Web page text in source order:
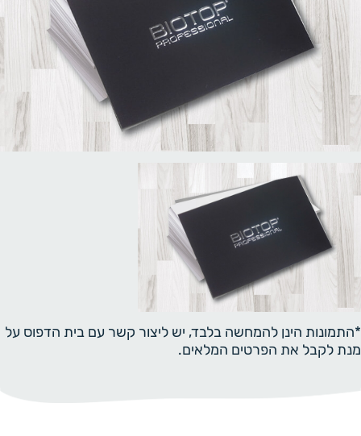
*התמונות הינן להמחשה בלבד, יש ליצור קשר עם בית הדפוס על
מנת לקבל את הפרטים המלאים.